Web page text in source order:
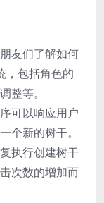
友们了解如何
，包括角色的
整等。
可以响应用户
个新的树干。
执行创建树干
次数的增加而